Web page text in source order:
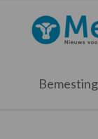
hoofdnavigatie
hoofd
eerste
voettekst
Bemesting